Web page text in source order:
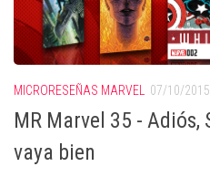
MICRORESEÑAS MARVEL 07/10/2015
MR Marvel 35 - Adiós,
vaya bien